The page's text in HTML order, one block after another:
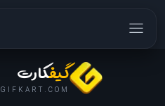
گیفکارت
GIFKART.COM